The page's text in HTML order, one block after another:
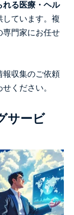
れる医療・ヘル
しています。複
専門家にお任せ
報収集のご依頼
ください。
サービ